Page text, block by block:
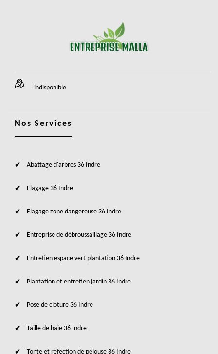
indisponible
Nos Services
Abattage d'arbres 36 Indre
Elagage 36 Indre
Elagage zone dangereuse 36 Indre
Entreprise de débroussaillage 36 Indre
Entretien espace vert plantation 36 Indre
Plantation et entretien jardin 36 Indre
Pose de cloture 36 Indre
Taille de haie 36 Indre
Tonte et refection de pelouse 36 Indre